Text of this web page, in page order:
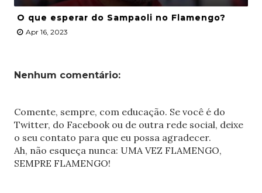
O que esperar do Sampaoli no Flamengo?
Apr 16, 2023
Nenhum comentário:
Comente, sempre, com educação. Se você é do
Twitter, do Facebook ou de outra rede social, deixe
o seu contato para que eu possa agradecer.
Ah, não esqueça nunca: UMA VEZ FLAMENGO,
SEMPRE FLAMENGO!